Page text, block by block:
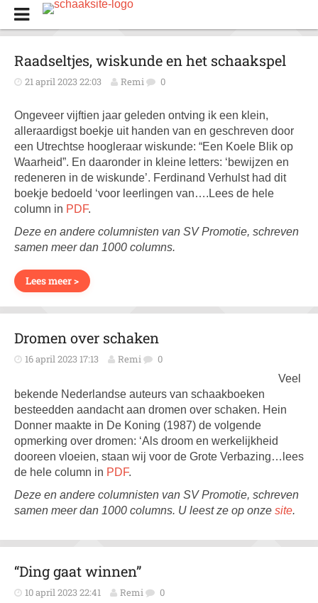
Raadseltjes, wiskunde en het schaakspel
21 april 2023 22:03 Remi 0
Ongeveer vijftien jaar geleden ontving ik een klein,
alleraardigst boekje uit handen van en geschreven door
een Utrechtse hoogleraar wiskunde: “Een Koele Blik op
Waarheid”. En daaronder in kleine letters: ‘bewijzen en
redeneren in de wiskunde’. Ferdinand Verhulst had dit
boekje bedoeld ‘voor leerlingen van….Lees de hele
column in PDF.
Deze en andere columnisten van SV Promotie, schreven
samen meer dan 1000 columns.
Lees meer >
Dromen over schaken
16 april 2023 17:13 Remi 0
Veel
bekende Nederlandse auteurs van schaakboeken
besteedden aandacht aan dromen over schaken. Hein
Donner maakte in De Koning (1987) de volgende
opmerking over dromen: ‘Als droom en werkelijkheid
dooreen vloeien, staan wij voor de Grote Verbazing…lees
de hele column in PDF.
Deze en andere columnisten van SV Promotie, schreven
samen meer dan 1000 columns. U leest ze op onze site.
“Ding gaat winnen”
10 april 2023 22:41 Remi 0